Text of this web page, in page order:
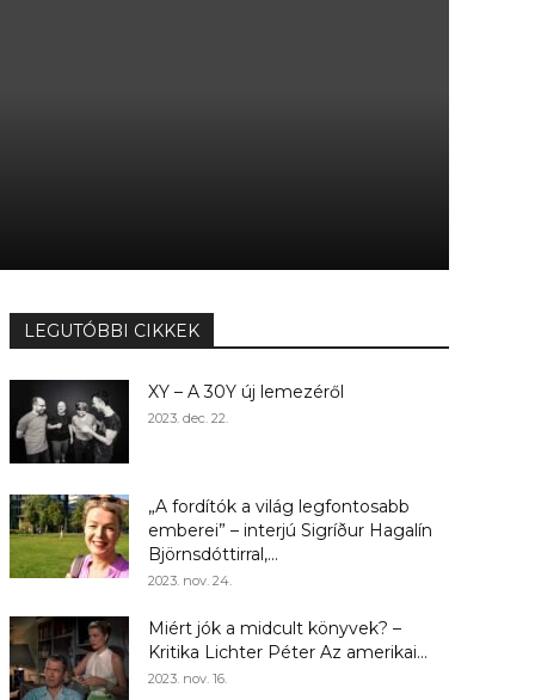
LEGUTÓBBI CIKKEK
XY – A 30Y új lemezéről
2023. dec. 22.
„A fordítók a világ legfontosabb
emberei” – interjú Sigríður Hagalín
Björnsdóttirral,...
2023. nov. 24.
Miért jók a midcult könyvek? –
Kritika Lichter Péter Az amerikai...
2023. nov. 16.